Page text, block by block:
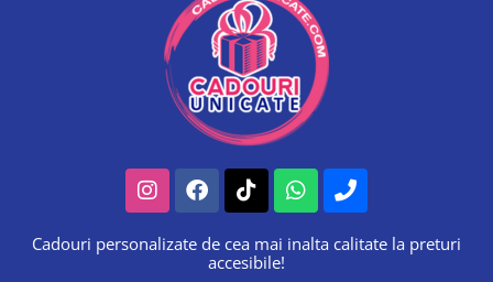
InstagramFacebook
TiktokWhatsapp
Phone
Cadouri personalizate de cea mai inalta calitate la preturi
accesibile!